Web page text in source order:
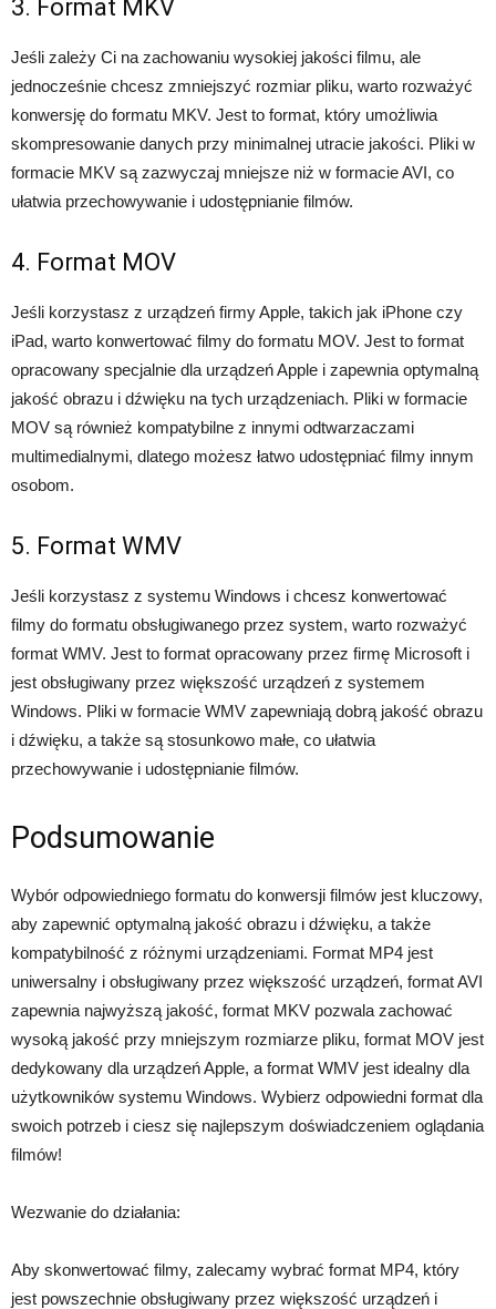
3. Format MKV
Jeśli zależy Ci na zachowaniu wysokiej jakości filmu, ale
jednocześnie chcesz zmniejszyć rozmiar pliku, warto rozważyć
konwersję do formatu MKV. Jest to format, który umożliwia
skompresowanie danych przy minimalnej utracie jakości. Pliki w
formacie MKV są zazwyczaj mniejsze niż w formacie AVI, co
ułatwia przechowywanie i udostępnianie filmów.
4. Format MOV
Jeśli korzystasz z urządzeń firmy Apple, takich jak iPhone czy
iPad, warto konwertować filmy do formatu MOV. Jest to format
opracowany specjalnie dla urządzeń Apple i zapewnia optymalną
jakość obrazu i dźwięku na tych urządzeniach. Pliki w formacie
MOV są również kompatybilne z innymi odtwarzaczami
multimedialnymi, dlatego możesz łatwo udostępniać filmy innym
osobom.
5. Format WMV
Jeśli korzystasz z systemu Windows i chcesz konwertować
filmy do formatu obsługiwanego przez system, warto rozważyć
format WMV. Jest to format opracowany przez firmę Microsoft i
jest obsługiwany przez większość urządzeń z systemem
Windows. Pliki w formacie WMV zapewniają dobrą jakość obrazu
i dźwięku, a także są stosunkowo małe, co ułatwia
przechowywanie i udostępnianie filmów.
Podsumowanie
Wybór odpowiedniego formatu do konwersji filmów jest kluczowy,
aby zapewnić optymalną jakość obrazu i dźwięku, a także
kompatybilność z różnymi urządzeniami. Format MP4 jest
uniwersalny i obsługiwany przez większość urządzeń, format AVI
zapewnia najwyższą jakość, format MKV pozwala zachować
wysoką jakość przy mniejszym rozmiarze pliku, format MOV jest
dedykowany dla urządzeń Apple, a format WMV jest idealny dla
użytkowników systemu Windows. Wybierz odpowiedni format dla
swoich potrzeb i ciesz się najlepszym doświadczeniem oglądania
filmów!
Wezwanie do działania:
Aby skonwertować filmy, zalecamy wybrać format MP4, który
jest powszechnie obsługiwany przez większość urządzeń i